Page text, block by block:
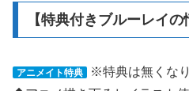
【特典付きブルーレイの
アニメイト特典
※特典は無くな